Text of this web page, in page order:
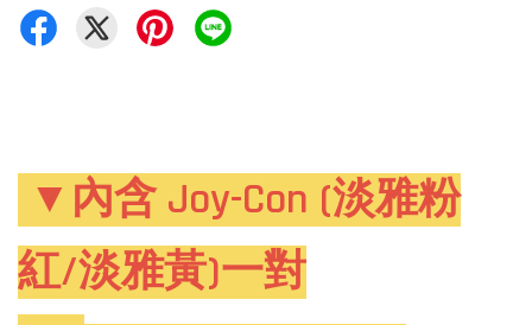
▼內含 Joy-Con (淡雅粉
紅/淡雅黃)一對